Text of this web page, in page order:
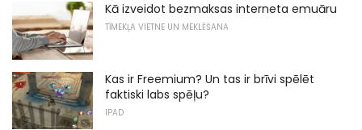
Kā izveidot bezmaksas interneta emuāru
TĪMEKĻA VIETNE UN MEKLĒŠANA
Kas ir Freemium? Un tas ir brīvi spēlēt
faktiski labs spēļu?
IPAD